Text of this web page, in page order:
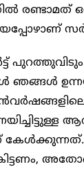
രണ്ടാമത്